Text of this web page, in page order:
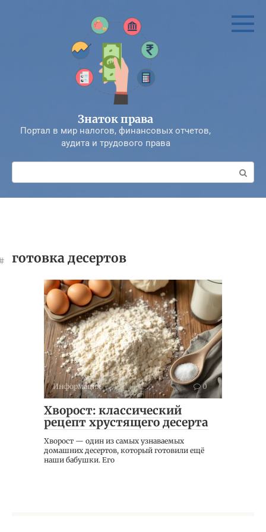
Знаток права
Портал в мир налогов, финансовых отчетов,
аудита и трудового права
Поиск:
готовка десертов
Информация 0
Хворост: классический
рецепт хрустящего десерта
Хворост — один из самых узнаваемых
домашних десертов, который готовили ещё
наши бабушки. Его